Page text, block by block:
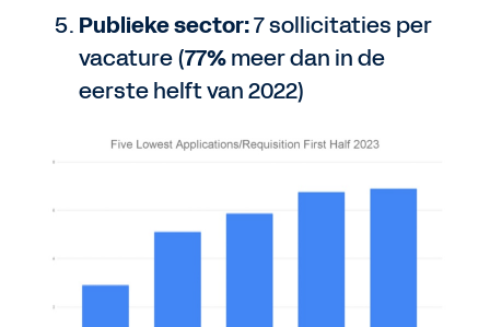
Publieke sector:7 sollicitaties per
vacature (77%meer dan in de
eerste helft van 2022)